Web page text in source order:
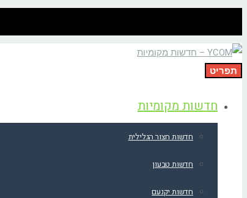
תפריט
חדשות מקומיות
חדשות חצור הגלילית
חדשות טבעון
חדשות יקנעם